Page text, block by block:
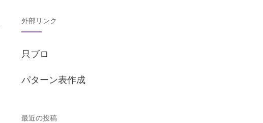
外部リンク
只ブロ
パターン表作成
最近の投稿